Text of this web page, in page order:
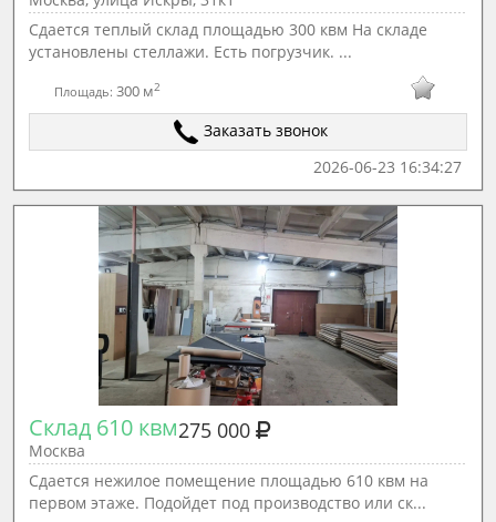
Сдается теплый склад площадью 300 квм На складе
установлены стеллажи. Есть погрузчик. ...
Площадь:300 м2
Заказать звонок
2026-06-23 16:34:27
Склад 610 квм275 000
Москва
Сдается нежилое помещение площадью 610 квм на
первом этаже. Подойдет под производство или ск...